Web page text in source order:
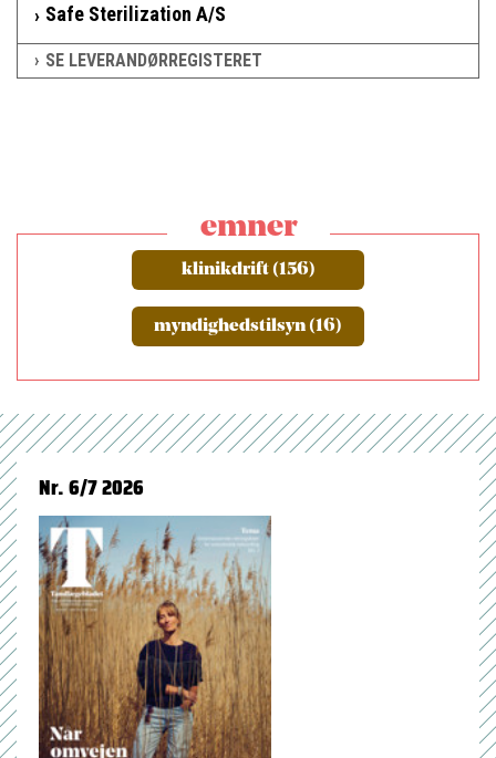
Safe Sterilization A/S
SE LEVERANDØRREGISTERET
emner
klinikdrift (156)
myndighedstilsyn (16)
Nr. 6/7 2026